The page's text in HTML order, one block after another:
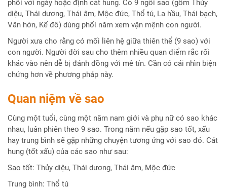
phối với ngày hoặc định cát hung. Có 9 ngôi sao (gồm Thủy
diệu, Thái dương, Thái âm, Mộc đức, Thổ tú, La hầu, Thái bạch,
Vân hớn, Kế đô) dùng phối năm xem vận mệnh con người.
Người xưa cho rằng có mối liên hệ giữa thiên thể (9 sao) với
con người. Người đời sau cho thêm nhiều quan điểm rắc rối
khác vào nên dễ bị đánh đồng với mê tín. Cần có cái nhìn biện
chứng hơn về phương pháp này.
Quan niệm về sao
Cùng một tuổi, cùng một năm nam giới và phụ nữ có sao khác
nhau, luân phiên theo 9 sao. Trong năm nếu gặp sao tốt, xấu
hay trung bình sẽ gặp những chuyện tương ứng với sao đó. Cát
hung (tốt xấu) của các sao như sau:
Sao tốt: Thủy diệu, Thái dương, Thái âm, Mộc đức
Trung bình: Thổ tú